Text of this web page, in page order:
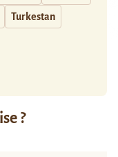
Turkestan
?